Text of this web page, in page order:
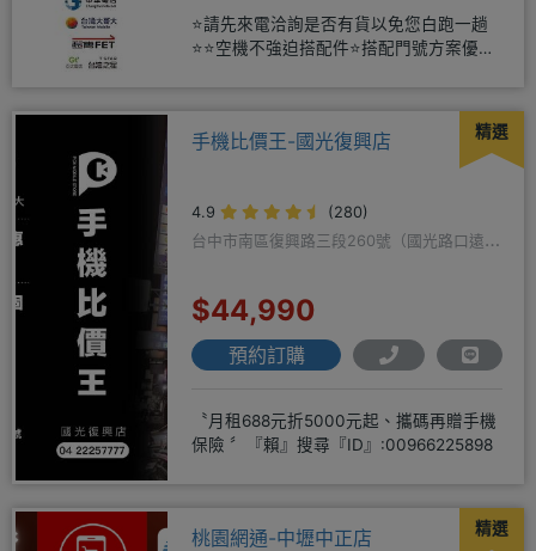
⭐請先來電洽詢是否有貨以免您白跑一趟
⭐⭐空機不強迫搭配件⭐搭配門號方案優惠
精選
手機比價王-國光復興店
4.9
(280)
台中市南區復興路三段260號（國光路口遠傳
$44,990
預約訂購
〝月租688元折5000元起、攜碼再贈手機
保險 〞『賴』搜尋『ID』:00966225898
精選
桃園網通-中壢中正店